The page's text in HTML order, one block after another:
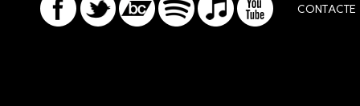
CONTACTE